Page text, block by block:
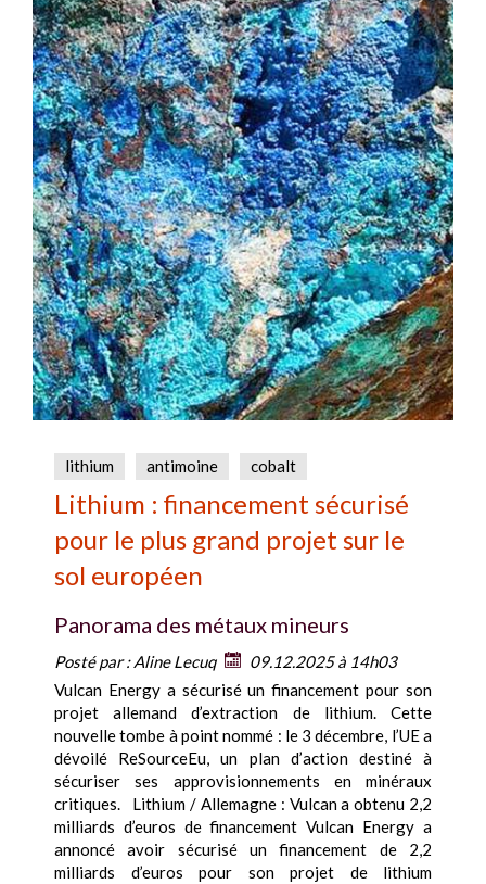
lithium antimoine cobalt
Lithium : financement sécurisé
pour le plus grand projet sur le
sol européen
Panorama des métaux mineurs
Posté par :Aline Lecuq
09.12.2025 à 14h03
Vulcan Energy a sécurisé un financement pour son
projet allemand d’extraction de lithium. Cette
nouvelle tombe à point nommé : le 3 décembre, l’UE a
dévoilé ReSourceEu, un plan d’action destiné à
sécuriser ses approvisionnements en minéraux
critiques. Lithium / Allemagne : Vulcan a obtenu 2,2
milliards d’euros de financement Vulcan Energy a
annoncé avoir sécurisé un financement de 2,2
milliards d’euros pour son projet de lithium